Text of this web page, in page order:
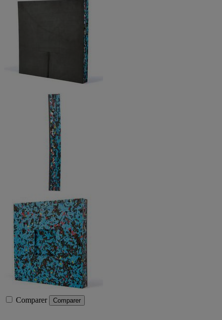
Comparer Comparer